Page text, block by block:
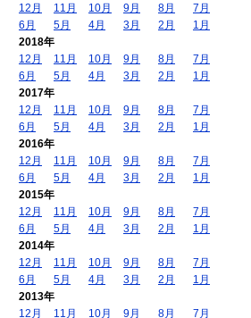
12月
11月 10月 9月 8月
7月
6月
5月 4月 3月 2月
1月
2018年
12月
11月 10月 9月 8月
7月
6月
5月 4月 3月 2月
1月
2017年
12月
11月 10月 9月 8月
7月
6月
5月 4月 3月 2月
1月
2016年
12月
11月 10月 9月 8月
7月
6月
5月 4月 3月 2月
1月
2015年
12月
11月 10月 9月 8月
7月
6月
5月 4月 3月 2月
1月
2014年
12月
11月 10月 9月 8月
7月
6月
5月 4月 3月 2月
1月
2013年
12月
11月 10月 9月 8月 7月